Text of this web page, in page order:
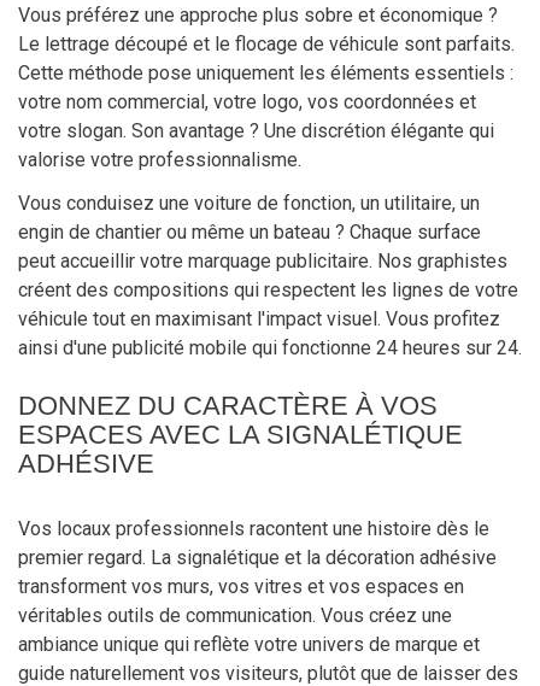
Vous préférez une approche plus sobre et économique ?
Le lettrage découpé et le flocage de véhicule sont parfaits.
Cette méthode pose uniquement les éléments essentiels :
votre nom commercial, votre logo, vos coordonnées et
votre slogan. Son avantage ? Une discrétion élégante qui
valorise votre professionnalisme.
Vous conduisez une voiture de fonction, un utilitaire, un
engin de chantier ou même un bateau ? Chaque surface
peut accueillir votre marquage publicitaire. Nos graphistes
créent des compositions qui respectent les lignes de votre
véhicule tout en maximisant l'impact visuel. Vous profitez
ainsi d'une publicité mobile qui fonctionne 24 heures sur 24.
DONNEZ DU CARACTÈRE À VOS
ESPACES AVEC LA SIGNALÉTIQUE
ADHÉSIVE
Vos locaux professionnels racontent une histoire dès le
premier regard. La signalétique et la décoration adhésive
transforment vos murs, vos vitres et vos espaces en
véritables outils de communication. Vous créez une
ambiance unique qui reflète votre univers de marque et
guide naturellement vos visiteurs, plutôt que de laisser des